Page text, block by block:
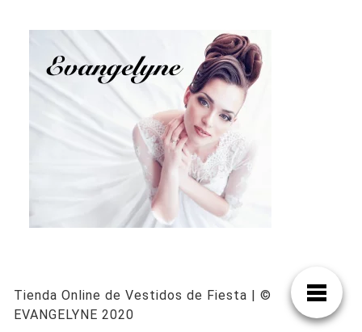
Tienda Online de Vestidos de Fiesta | ©
EVANGELYNE 2020